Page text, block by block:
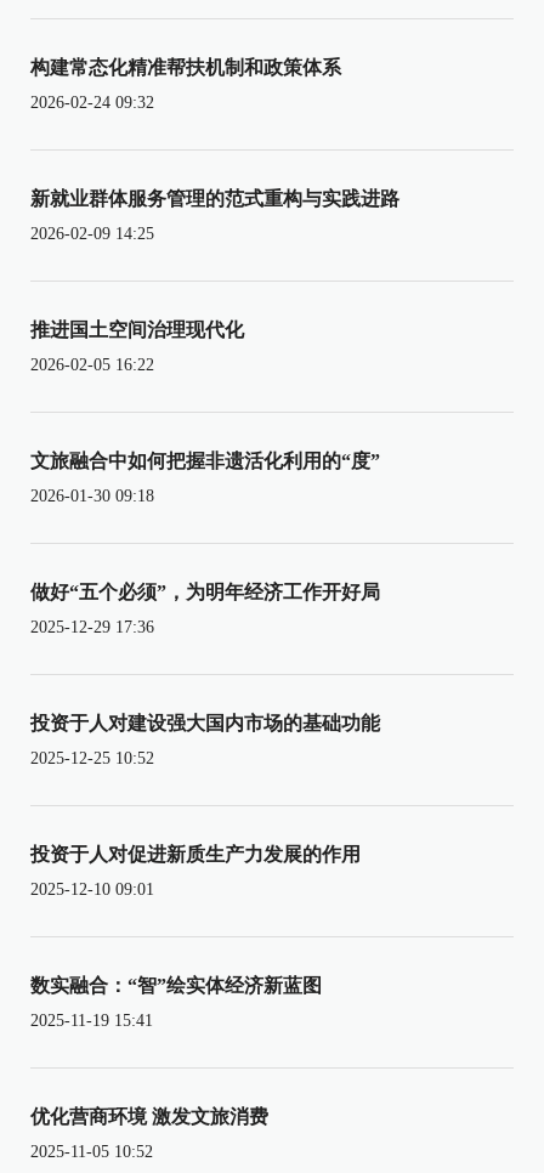
构建常态化精准帮扶机制和政策体系
2026-02-24 09:32
新就业群体服务管理的范式重构与实践进路
2026-02-09 14:25
推进国土空间治理现代化
2026-02-05 16:22
文旅融合中如何把握非遗活化利用的“度”
2026-01-30 09:18
做好“五个必须”，为明年经济工作开好局
2025-12-29 17:36
投资于人对建设强大国内市场的基础功能
2025-12-25 10:52
投资于人对促进新质生产力发展的作用
2025-12-10 09:01
数实融合：“智”绘实体经济新蓝图
2025-11-19 15:41
优化营商环境 激发文旅消费
2025-11-05 10:52